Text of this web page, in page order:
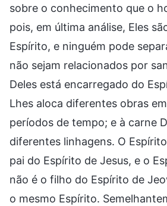
sobre o conhecimento que o
pois, em última análise, Eles
Espírito, e ninguém pode
não sejam relacionados por
Deles está encarregado do
Lhes aloca diferentes obras
períodos de tempo; e à carne
diferentes linhagens. O
pai do Espírito de Jesus, e o
não é o filho do Espírito de
o mesmo Espírito.